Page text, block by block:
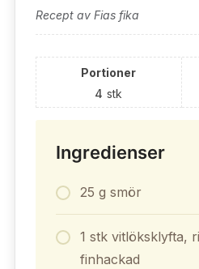
Recept av Fias fika
Portioner
4 stk
Ingredienser
25 g smör
1 stk vitlöksklyfta,
finhackad